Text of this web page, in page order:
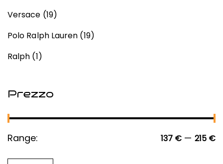
Versace (19)
Polo Ralph Lauren (19)
Ralph (1)
Prezzo
Range: 137 € — 215 €